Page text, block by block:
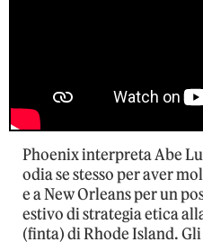
Phoenix interpreta Abe
odia se stesso per aver
e a New Orleans per un
estivo di strategia etica
(finta) di Rhode Island.